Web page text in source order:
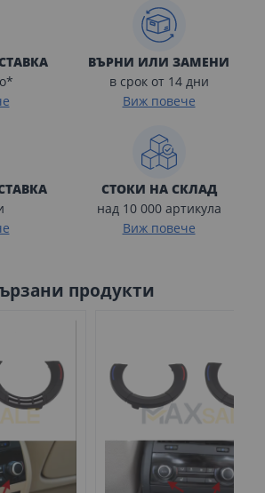
ВЪРНИ ИЛИ ЗАМЕНИ
в срок от 14 дни
Виж повече
СТОКИ НА СКЛАД
над 10 000 артикула
Виж повече
продукти